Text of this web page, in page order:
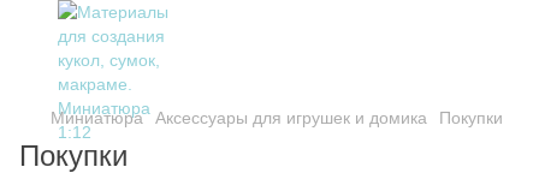
Миниатюра Аксессуары для игрушек и домика Покупки
Покупки